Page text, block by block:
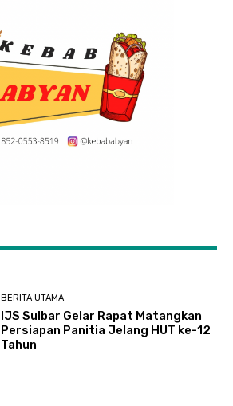
BERITA UTAMA
IJS Sulbar Gelar Rapat Matangkan
Persiapan Panitia Jelang HUT ke-12
Tahun